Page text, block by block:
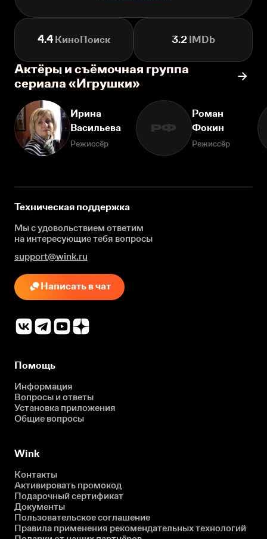
4.4 КиноПоиск 3.2IMDb
Актёры и съёмочная группа
сериала «Игрушки»
Ирина
Васильева
Режиссёр
РФ
Роман
Фокин
Режиссёр
Техническая поддержка
Мы с удовольствием ответим
на интересующиетебя вопросы
support@wink.ru
Написать в чат
Помощь
Информация
Вопросы и ответы
Установка приложения
Общие вопросы
Wink
Контакты
Активировать промокод
Подарочный сертификат
Документы
Пользовательское соглашение
Правила применения рекомендательных технологий